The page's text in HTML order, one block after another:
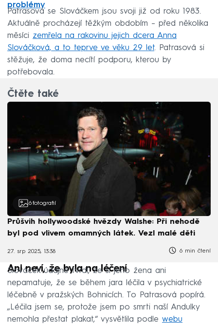
problémy
Patrasová se Slováčkem jsou svoji již od roku 1983.
Aktuálně procházejí těžkým obdobím – před několika
měsíci zemřela na rakovinu jejich dcera Anna
Slováčková, a to teprve ve věku 29 let. Patrasová si
stěžuje, že doma necítí podporu, kterou by
potřebovala.
Čtěte také
6 fotografií
Průšvih hollywoodské hvězdy Walshe: Při nehodě
byl pod vlivem omamných látek. Vezl malé děti
27. srp 2025, 13:38 6 min čtení
Ani neví, že byla na léčení
Slováček údajně tvrdí, že si jeho žena ani
nepamatuje, že se během jara léčila v psychiatrické
léčebně v pražských Bohnicích. To Patrasová popírá.
„Léčila jsem se, protože jsem po smrti naší Andulky
nemohla přestat plakat,“ vysvětlila podle webu